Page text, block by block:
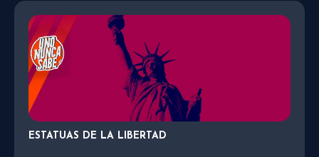
ESTATUAS DE LA LIBERTAD